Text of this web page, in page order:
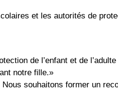
et les autorités de
de l’enfant et de
notre fille.»
souhaitons former un